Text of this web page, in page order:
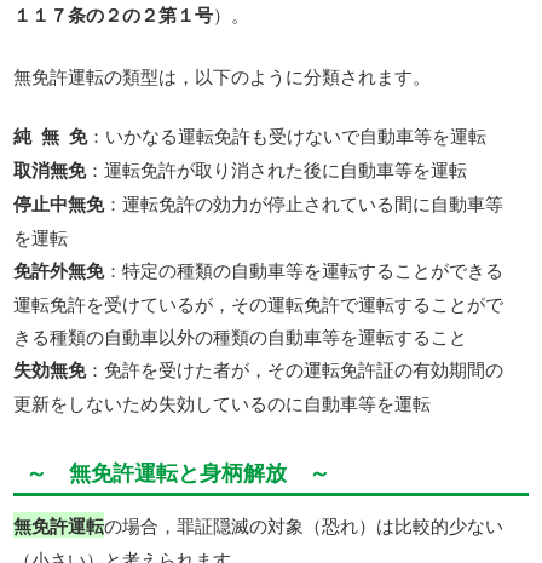
１１７条の２の２第１号）。
無免許運転の類型は，以下のように分類されます。
純 無 免：いかなる運転免許も受けないで自動車等を運転
取消無免：運転免許が取り消された後に自動車等を運転
停止中無免：運転免許の効力が停止されている間に自動車等
を運転
免許外無免：特定の種類の自動車等を運転することができる
運転免許を受けているが，その運転免許で運転することがで
きる種類の自動車以外の種類の自動車等を運転すること
失効無免：免許を受けた者が，その運転免許証の有効期間の
更新をしないため失効しているのに自動車等を運転
～ 無免許運転と身柄解放 ～
無免許運転の場合，罪証隠滅の対象（恐れ）は比較的少ない